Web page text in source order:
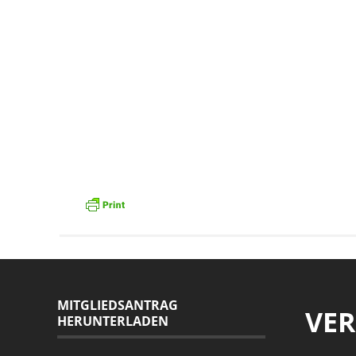
MITGLIEDSANTRAG
HERUNTERLADEN